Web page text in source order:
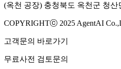
(옥천 공장) 충청북도 옥천군 청산
COPYRIGHTⓒ 2025 AgentAI
고객문의 바로가기
무료사전 검토문의